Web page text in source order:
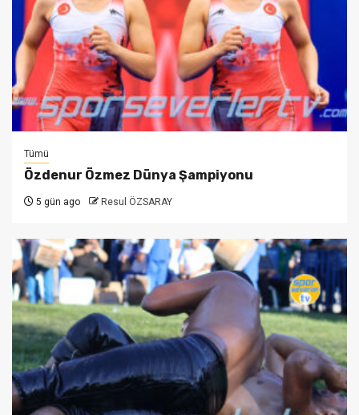
Tümü
Özdenur Özmez Dünya Şampiyonu
5 gün ago Resul ÖZSARAY